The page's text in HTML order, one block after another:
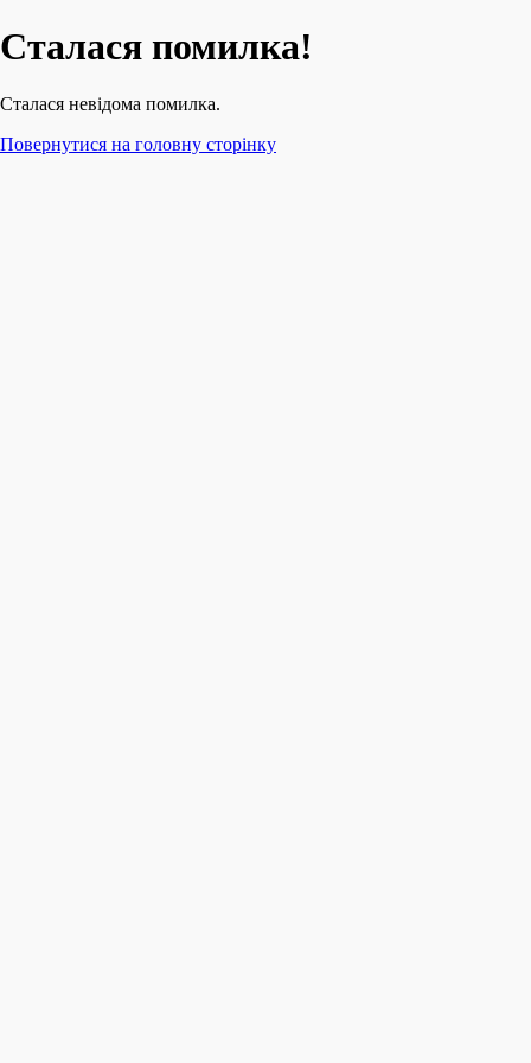
Сталася помилка!
Сталася невідома помилка.
Повернутися на головну сторінку